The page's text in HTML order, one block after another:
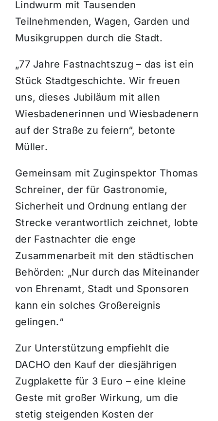
Lindwurm mit Tausenden
Teilnehmenden, Wagen, Garden und
Musikgruppen durch die Stadt.
„77 Jahre Fastnachtszug – das ist ein
Stück Stadtgeschichte. Wir freuen
uns, dieses Jubiläum mit allen
Wiesbadenerinnen und Wiesbadenern
auf der Straße zu feiern“, betonte
Müller.
Gemeinsam mit Zuginspektor Thomas
Schreiner, der für Gastronomie,
Sicherheit und Ordnung entlang der
Strecke verantwortlich zeichnet, lobte
der Fastnachter die enge
Zusammenarbeit mit den städtischen
Behörden: „Nur durch das Miteinander
von Ehrenamt, Stadt und Sponsoren
kann ein solches Großereignis
gelingen.“
Zur Unterstützung empfiehlt die
DACHO den Kauf der diesjährigen
Zugplakette für 3 Euro – eine kleine
Geste mit großer Wirkung, um die
stetig steigenden Kosten der